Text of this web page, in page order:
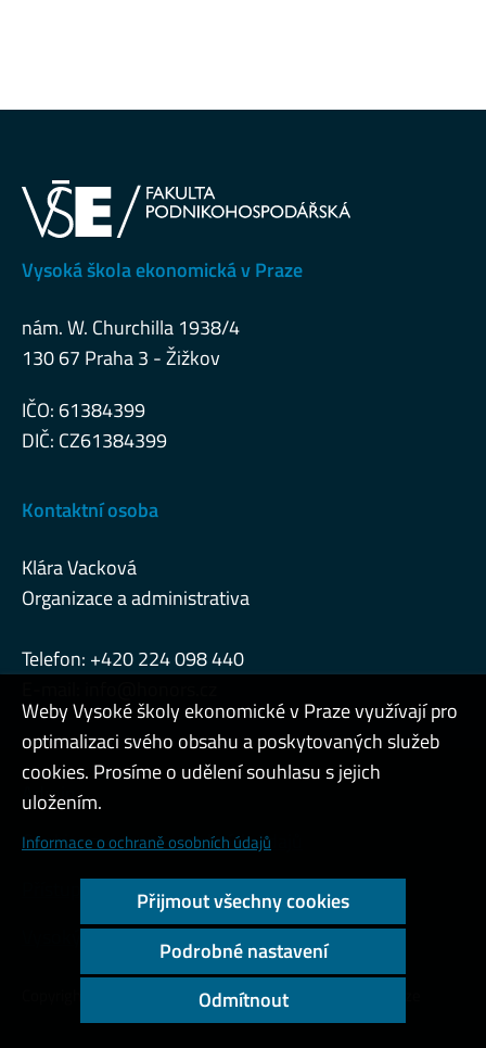
Vysoká škola ekonomická v Praze
nám. W. Churchilla 1938/4
130 67 Praha 3 - Žižkov
IČO: 61384399
DIČ: CZ61384399
Kontaktní osoba
Klára Vacková
Organizace a administrativa
Telefon: +420 224 098 440
Admin
Cookies a ochrana osobních údajů
Přístupnost webu
Vysoký kontrast
Copyright © 2000 - 2026 Vysoká škola ekonomická v Praze
Weby Vysoké školy ekonomické v Praze využívají pro
optimalizaci svého obsahu a poskytovaných služeb
cookies. Prosíme o udělení souhlasu s jejich
uložením.
Informace o ochraně osobních údajů
Přijmout všechny cookies
Podrobné nastavení
Odmítnout